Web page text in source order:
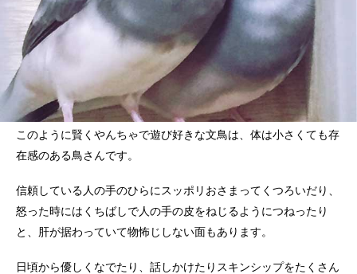
このように賢くやんちゃで遊び好きな文鳥は、体は小さくても存
在感のある鳥さんです。
信頼している人の手のひらにスッポリおさまってくつろいだり、
怒った時にはくちばしで人の手の皮をねじるようにつねったり
と、肝が据わっていて物怖じしない面もあります。
日頃から優しくなでたり、話しかけたりスキンシップをたくさん